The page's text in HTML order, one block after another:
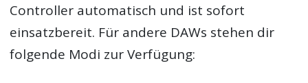
Controller automatisch und ist sofort
einsatzbereit. Für andere DAWs stehen dir
folgende Modi zur Verfügung: